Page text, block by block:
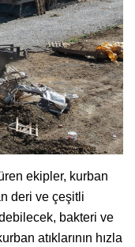
ekipler, kurban
deri ve çeşitli
bakteri ve
atıklarının hızla